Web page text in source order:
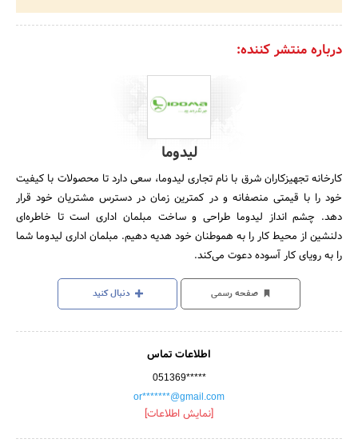
درباره منتشر کننده:
لیدوما
کارخانه تجهیزکاران شرق با نام تجاری لیدوما، سعی دارد تا محصولات با کیفیت
خود را با قیمتی منصفانه و در کمترین زمان در دسترس مشتریان خود قرار
دهد. چشم انداز لیدوما طراحی و ساخت مبلمان اداری است تا خاطره‌ای
دلنشین از محیط کار را به هموطنان خود هدیه دهیم. مبلمان اداری لیدوما شما
را به رویای کار آسوده دعوت می‌کند.
صفحه رسمی دنبال کنید
اطلاعات تماس
051369*****
or*******@gmail.com
[نمایش اطلاعات]